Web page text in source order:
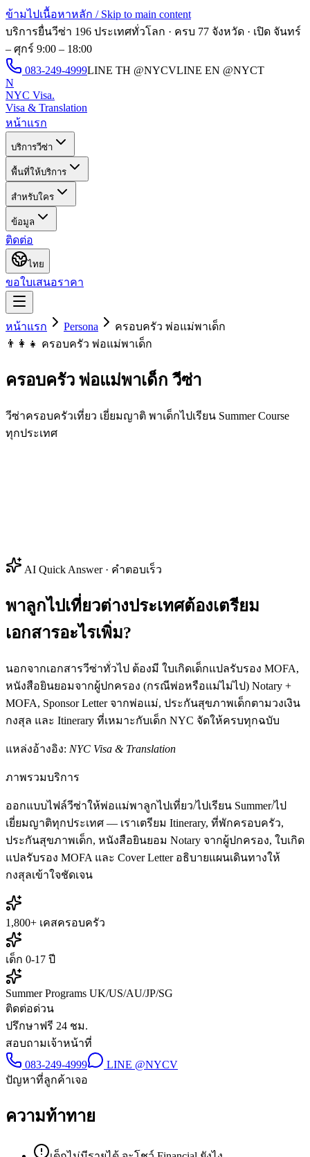
ข้ามไปเนื้อหาหลัก / Skip to main content
บริการยื่นวีซ่า 196 ประเทศทั่วโลก · ครบ 77 จังหวัด · เปิด จันทร์
– ศุกร์ 9:00 – 18:00
083-249-4999LINE TH @NYCVLINE EN @NYCT
N
NYC Visa.
Visa & Translation
หน้าแรก
บริการวีซ่า
พื้นที่ให้บริการ
สำหรับใคร
ข้อมูล
ติดต่อ
ไทย
ขอใบเสนอราคา
หน้าแรก Persona
ครอบครัว พ่อแม่พาเด็ก
👨‍👩‍👧 ครอบครัว พ่อแม่พาเด็ก
ครอบครัว พ่อแม่พาเด็ก วีซ่า
วีซ่าครอบครัวเที่ยว เยี่ยมญาติ พาเด็กไปเรียน Summer Course
ทุกประเทศ
AI Quick Answer · คำตอบเร็ว
พาลูกไปเที่ยวต่างประเทศต้องเตรียม
เอกสารอะไรเพิ่ม?
นอกจากเอกสารวีซ่าทั่วไป ต้องมี ใบเกิดเด็กแปลรับรอง MOFA,
หนังสือยินยอมจากผู้ปกครอง (กรณีพ่อหรือแม่ไม่ไป) Notary +
MOFA, Sponsor Letter จากพ่อแม่, ประกันสุขภาพเด็กตามวงเงิน
กงสุล และ Itinerary ที่เหมาะกับเด็ก NYC จัดให้ครบทุกฉบับ
แหล่งอ้างอิง: NYC Visa & Translation
ภาพรวมบริการ
ออกแบบไฟล์วีซ่าให้พ่อแม่พาลูกไปเที่ยว/ไปเรียน Summer/ไป
เยี่ยมญาติทุกประเทศ — เราเตรียม Itinerary, ที่พักครอบครัว,
ประกันสุขภาพเด็ก, หนังสือยินยอม Notary จากผู้ปกครอง, ใบเกิด
แปลรับรอง MOFA และ Cover Letter อธิบายแผนเดินทางให้
กงสุลเข้าใจชัดเจน
1,800+ เคสครอบครัว
เด็ก 0-17 ปี
Summer Programs UK/US/AU/JP/SG
ติดต่อด่วน
ปรึกษาฟรี 24 ชม.
สอบถามเจ้าหน้าที่
083-249-4999
LINE @NYCV
ปัญหาที่ลูกค้าเจอ
ความท้าทาย